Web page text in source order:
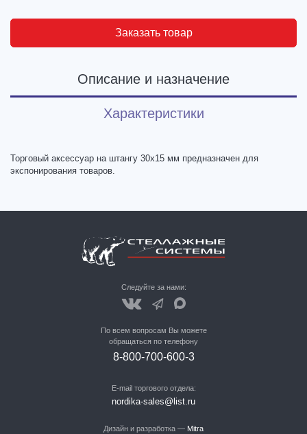
Заказать товар
Описание и назначение
Характеристики
Торговый аксессуар на штангу 30х15 мм предназначен для
экспонирования товаров.
Следуйте за нами:
По всем вопросам Вы можете
обращаться по телефону
8-800-700-600-3
E-mail торгового отдела:
nordika-sales@list.ru
Дизайн и разработка — Mitra